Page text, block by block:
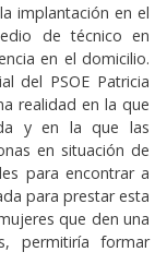
implantación en el
de técnico en
en el domicilio.
del PSOE Patricia
realidad en la que
y en la que las
en situación de
para encontrar a
para prestar esta
que den una
permitiría formar